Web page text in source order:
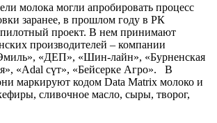
молока могли апробировать процесс
заранее, в прошлом году в РК
пилотный проект. В нем принимают
производителей – компании
«ДЕП», «Шин-лайн», «Бурненская
«Adal сүт», «Бейсерке Агро». В
маркируют кодом Data Matrix молоко и
сливочное масло, сыры, творог,